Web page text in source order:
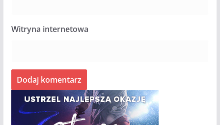
Witryna internetowa